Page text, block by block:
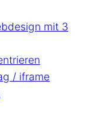
mit 3
/ iframe